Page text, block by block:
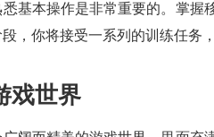
基本操作是非常重要的。掌握
，你将接受一系列的训练任务
戏世界